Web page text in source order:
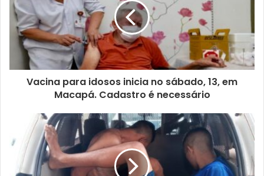
Vacina para idosos inicia no sábado, 13, em
Macapá. Cadastro é necessário